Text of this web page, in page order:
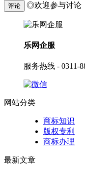
评论 ◎欢迎参与讨论
乐网企服
服务热线 - 0311-
网站分类
商标知识
版权专利
商标办理
最新文章